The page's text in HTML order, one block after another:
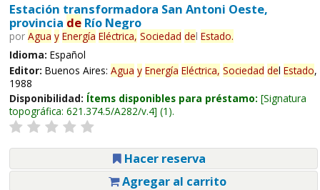
Estación transformadora San Antoni Oeste,
provincia deRío Negro
por Agua y Energía Eléctrica, Sociedad del Estado.
Idioma: Español
Editor: Buenos Aires: Agua y Energía Eléctrica, Sociedad del Estado,
1988
Disponibilidad: Ítems disponibles para préstamo: Signatura
topográfica: 621.374.5/A282/v.4 (1).
Hacer reserva
Agregar al carrito